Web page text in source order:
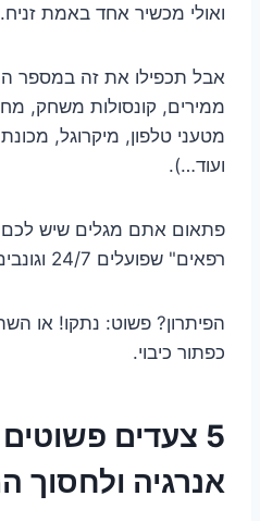
ואולי מכשיר אחד באמת זניח.
אבל תכפילו את זה במספר
ממירים, קונסולות משחק,
מטעני טלפון, מיקרוגל,
ועוד…).
פתאום אתם מגלים שיש לכם
רפאים" שפועלים 24/7 וגונבים לכם כסף מתחת לאף.
הפיתרון? פשוט: נתקו! או
כפתור כיבוי.
5 צעדים
אנרגיה ולחסוך